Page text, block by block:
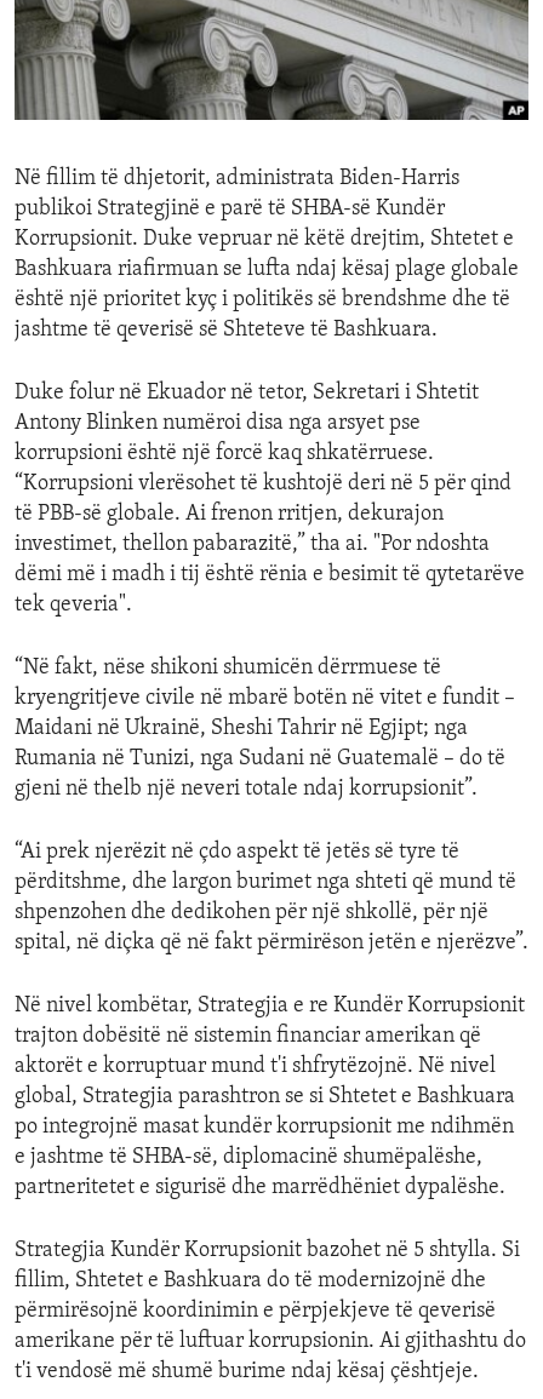
ENVIRONMENT AND HEALTH
IDEALS AND INSTITUTIONS
Në fillim të dhjetorit, administrata Biden-Harris
publikoi Strategjinë e parë të SHBA-së Kundër
Korrupsionit. Duke vepruar në këtë drejtim, Shtetet e
Bashkuara riafirmuan se lufta ndaj kësaj plage globale
është një prioritet kyç i politikës së brendshme dhe të
jashtme të qeverisë së Shteteve të Bashkuara.
Duke folur në Ekuador në tetor, Sekretari i Shtetit
Antony Blinken numëroi disa nga arsyet pse
korrupsioni është një forcë kaq shkatërruese.
“Korrupsioni vlerësohet të kushtojë deri në 5 për qind
të PBB-së globale. Ai frenon rritjen, dekurajon
investimet, thellon pabarazitë,” tha ai. "Por ndoshta
dëmi më i madh i tij është rënia e besimit të qytetarëve
tek qeveria".
“Në fakt, nëse shikoni shumicën dërrmuese të
kryengritjeve civile në mbarë botën në vitet e fundit –
Maidani në Ukrainë, Sheshi Tahrir në Egjipt; nga
Rumania në Tunizi, nga Sudani në Guatemalë – do të
gjeni në thelb një neveri totale ndaj korrupsionit”.
“Ai prek njerëzit në çdo aspekt të jetës së tyre të
përditshme, dhe largon burimet nga shteti që mund të
shpenzohen dhe dedikohen për një shkollë, për një
spital, në diçka që në fakt përmirëson jetën e njerëzve”.
Në nivel kombëtar, Strategjia e re Kundër Korrupsionit
trajton dobësitë në sistemin financiar amerikan që
aktorët e korruptuar mund t'i shfrytëzojnë. Në nivel
global, Strategjia parashtron se si Shtetet e Bashkuara
po integrojnë masat kundër korrupsionit me ndihmën
e jashtme të SHBA-së, diplomacinë shumëpalëshe,
partneritetet e sigurisë dhe marrëdhëniet dypalëshe.
Strategjia Kundër Korrupsionit bazohet në 5 shtylla. Si
fillim, Shtetet e Bashkuara do të modernizojnë dhe
përmirësojnë koordinimin e përpjekjeve të qeverisë
amerikane për të luftuar korrupsionin. Ai gjithashtu do
t'i vendosë më shumë burime ndaj kësaj çështjeje.